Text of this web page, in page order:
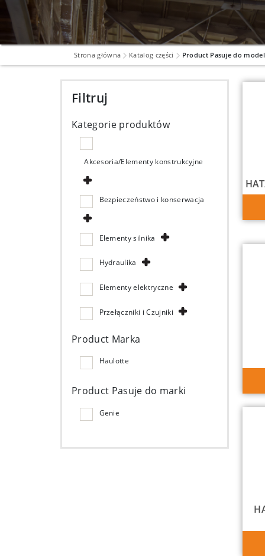
Strona główna Katalog części Product Pasuje do
Filtruj
Kategorie produktów
Akcesoria/Elementy konstrukcyjne
Bezpieczeństwo i konserwacja
Elementy silnika
Hydraulika
Elementy elektryczne
Przełączniki i Czujniki
Product Marka
Haulotte
Product Pasuje do marki
Genie